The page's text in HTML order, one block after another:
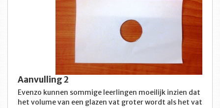
Aanvulling 2
Evenzo kunnen sommige leerlingen moeilijk inzien dat
het volume van een glazen vat groter wordt als het vat